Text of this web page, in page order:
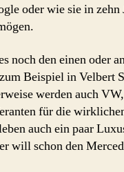
oder wie sie in zehn
noch den einen oder
Beispiel in Velbert
werden auch
für die
auch ein paar
will schon den